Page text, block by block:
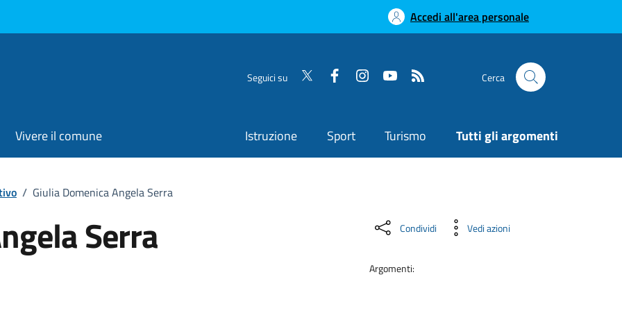
Accedi all'area personale
Seguici su Cerca
Vivere il comune Istruzione Sport Turismo Tutti gli argomenti
/ Giulia Domenica Angela Serra
Serra Condividi Vedi azioni
Argomenti: